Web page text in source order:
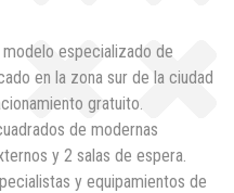
especializado de
en la zona sur de la ciudad
gratuito.
de modernas
y 2 salas de espera.
y equipamientos de